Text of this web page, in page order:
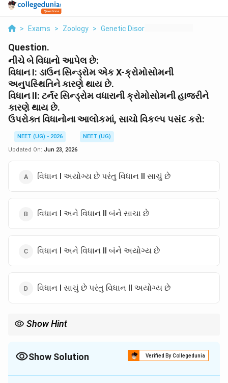
> Exams > Zoology > Genetic Disorders
Question.
નીચે બે વિધાનો આપેલ છે:
વિધાન I: ડાઉન સિન્ડ્રોમ એક X-ક્રોમોસોમની
અનુપસ્થિતિને કારણે થાય છે.
વિધાન II: ટર્નર સિન્ડ્રોમ વધારાની ક્રોમોસોમની હાજરીને
કારણે થાય છે.
ઉપરોક્ત વિધાનોના આલોકમાં, સાચો વિકલ્પ પસંદ કરો:
NEET (UG) - 2026
NEET (UG)
Updated On: Jun 23, 2026
વિધાન I અયોગ્ય છે પરંતુ વિધાન II સાચું છે
વિધાન I અને વિધાન II બંને સાચા છે
વિધાન I અને વિધાન II બંને અયોગ્ય છે
વિધાન I સાચું છે પરંતુ વિધાન II અયોગ્ય છે
Show Hint
Show Solution Verified By Collegedunia
The Correct Option isC